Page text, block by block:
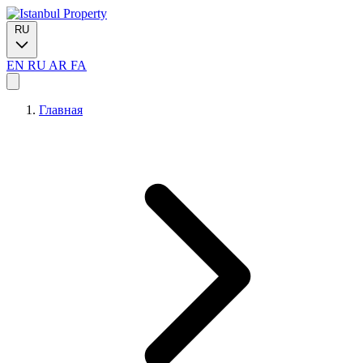
RU
EN RU AR FA
Главная